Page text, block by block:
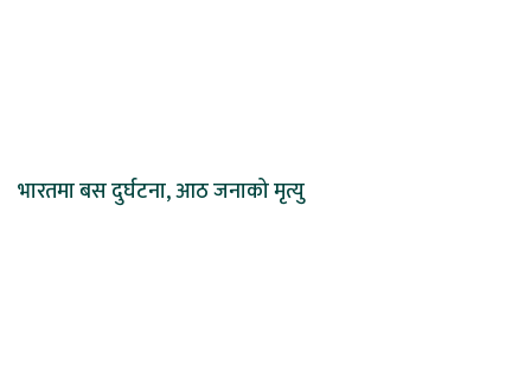
भारतमा बस दुर्घटना, आठ जनाको मृत्यु